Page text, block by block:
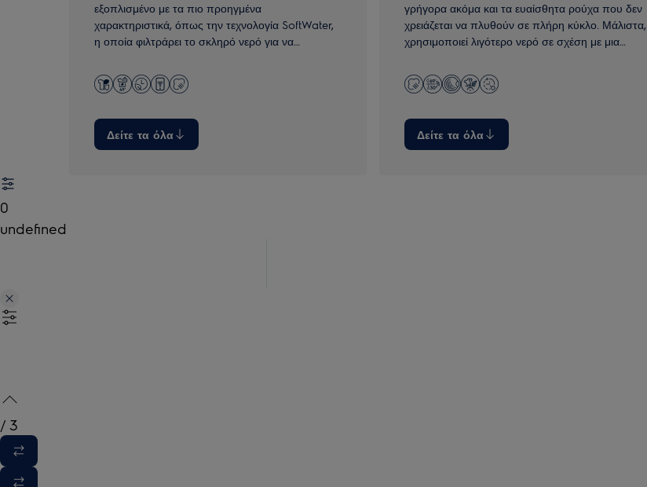
εξοπλισμένο με τα πιο προηγμένα
χαρακτηριστικά, όπως την τεχνολογία SoftWater,
η οποία φιλτράρει το σκληρό νερό για να
καλύτερο δυνατό αποτέλεσμα.
Δείτε τα όλα
γρήγορα ακόμα και τα ευαίσθητα ρούχα που δεν
χρειάζεται να πλυθούν σε πλήρη κύκλο. Μάλιστα,
χρησιμοποιεί λιγότερο νερό σε σχέση με μια
Δείτε τα όλα
0
undefined
/ 3